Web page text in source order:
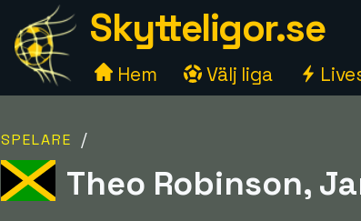
Skytteligor.se
Hem Välj liga
SPELARE /
Theo Robinson,